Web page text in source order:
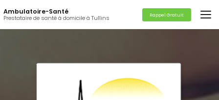
au
contenu
principal
Ambulatoire-Santé
Prestataire de santé à domicile à Tullins Rappel Gratuit